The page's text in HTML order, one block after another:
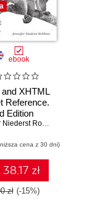
ebook
and XHTML
Reference.
Edition
Jennifer Niederst Robbins
cena z 30 dni)
38.17 zł
zł (-15%)